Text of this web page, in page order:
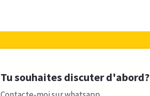
Tu souhaites discuter d'abord?